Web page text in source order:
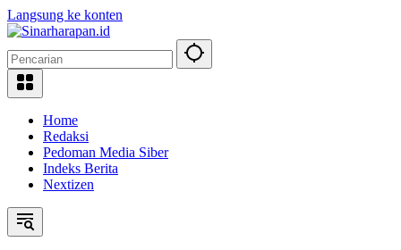
Langsung ke konten
Home
Redaksi
Pedoman Media Siber
Indeks Berita
Nextizen